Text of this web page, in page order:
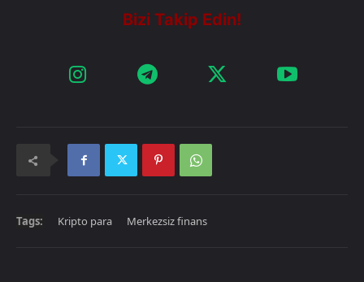
Tags: Kripto para Merkezsiz finans